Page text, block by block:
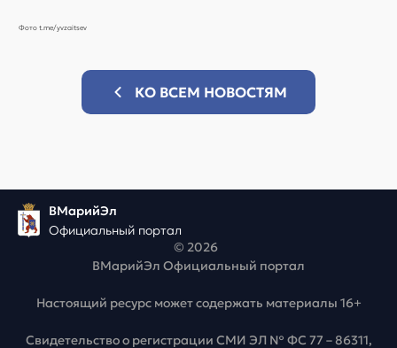
Фото t.me/yvzaitsev
КО ВСЕМ НОВОСТЯМ
ВМарийЭл
Официальный портал
© 2026
ВМарийЭл Официальный портал
Настоящий ресурс может содержать материалы 16+
Свидетельство о регистрации СМИ ЭЛ № ФС 77 – 86311,